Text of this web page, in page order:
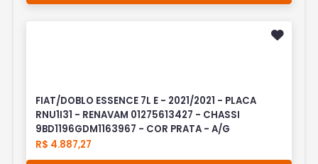
FIAT/DOBLO ESSENCE 7L E - 2021/2021 - PLACA
RNU1I31 - RENAVAM 01275613427 - CHASSI
9BD1196GDM1163967 - COR PRATA - A/G
R$ 4.887,27